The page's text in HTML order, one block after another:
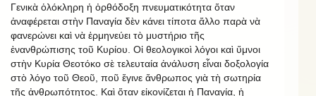
Γενικὰ ὁλόκληρη ἡ ὀρθόδοξη πνευματικότητα ὅταν
ἀναφέρεται στὴν Παναγία δὲν κάνει τίποτα ἄλλο παρὰ νὰ
φανερώνει καὶ νὰ ἑρμηνεύει τὸ μυστήριο τῆς
ἐνανθρώπισης τοῦ Κυρίου. Οἱ θεολογικοὶ λόγοι καὶ ὕμνοι
στὴν Κυρία Θεοτόκο σὲ τελευταία ἀνάλυση εἶναι δοξολογία
στὸ λόγο τοῦ Θεοῦ, ποῦ ἔγινε ἄνθρωπος γιὰ τὴ σωτηρία
τῆς ἀνθρωπότητος. Καὶ ὅταν εἰκονίζεται ἡ Παναγία, ἡ